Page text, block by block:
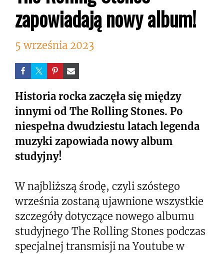
zapowiadają nowy album!
5 września 2023
Historia rocka zaczęła się między
innymi od The Rolling Stones. Po
niespełna dwudziestu latach legenda
muzyki zapowiada nowy album
studyjny!
W najbliższą środę, czyli szóstego
września zostaną ujawnione wszystkie
szczegóły dotyczące nowego albumu
studyjnego The Rolling Stones podczas
specjalnej transmisji na Youtube w